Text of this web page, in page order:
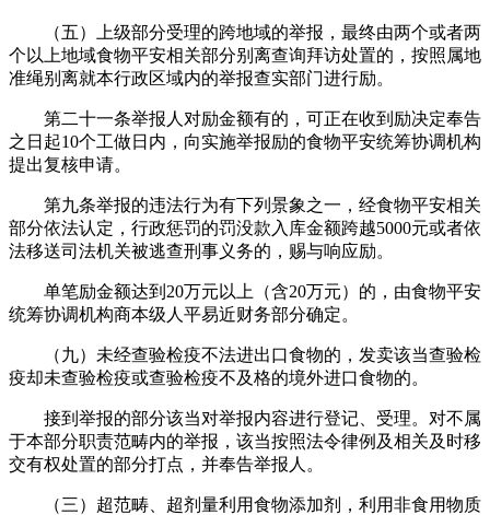
（五）上级部分受理的跨地域的举报，最终由两个或者两
个以上地域食物平安相关部分别离查询拜访处置的，按照属地
准绳别离就本行政区域内的举报查实部门进行励。
第二十一条举报人对励金额有的，可正在收到励决定奉告
之日起10个工做日内，向实施举报励的食物平安统筹协调机构
提出复核申请。
第九条举报的违法行为有下列景象之一，经食物平安相关
部分依法认定，行政惩罚的罚没款入库金额跨越5000元或者依
法移送司法机关被逃查刑事义务的，赐与响应励。
单笔励金额达到20万元以上（含20万元）的，由食物平安
统筹协调机构商本级人平易近财务部分确定。
（九）未经查验检疫不法进出口食物的，发卖该当查验检
疫却未查验检疫或查验检疫不及格的境外进口食物的。
接到举报的部分该当对举报内容进行登记、受理。对不属
于本部分职责范畴内的举报，该当按照法令律例及相关及时移
交有权处置的部分打点，并奉告举报人。
（三）超范畴、超剂量利用食物添加剂，利用非食用物质